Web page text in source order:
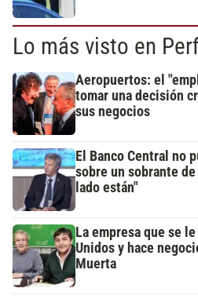
Lo más visto en
Aeropuertos: el
tomar una decisión
sus negocios
El Banco Central no
sobre un sobrante
lado están"
La empresa que se
Unidos y hace
Muerta